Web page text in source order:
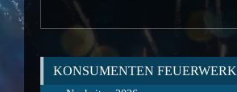
KONSUMENTEN FEUERWERK